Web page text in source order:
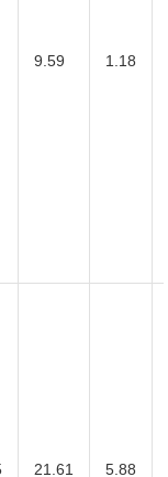
9.59 1.18
21.61 5.88